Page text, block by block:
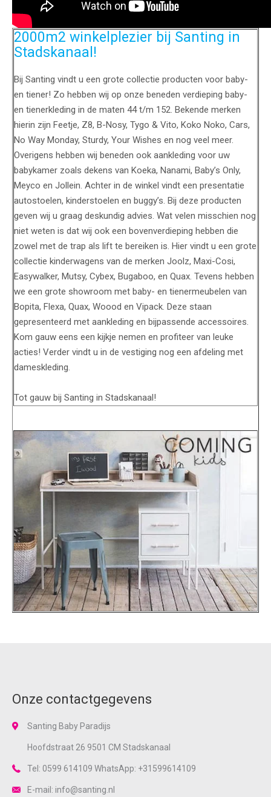
2000m2 winkelplezier bij Santing in
Stadskanaal!
Bij Santing vindt u een grote collectie producten voor baby-
en tiener! Zo hebben wij op onze beneden verdieping baby-
en tienerkleding in de maten 44 t/m 152. Bekende merken
hierin zijn Feetje, Z8, B-Nosy, Tygo & Vito, Koko Noko, Cars,
No Way Monday, Sturdy, Your Wishes en nog veel meer.
Overigens hebben wij beneden ook aankleding voor uw
babykamer zoals dekens van Koeka, Nanami, Baby’s Only,
Meyco en Jollein. Achter in de winkel vindt een presentatie
autostoelen, kinderstoelen en buggy’s. Bij deze producten
geven wij u graag deskundig advies. Wat velen misschien nog
niet weten is dat wij ook een bovenverdieping hebben die
zowel met de trap als lift te bereiken is. Hier vindt u een grote
collectie kinderwagens van de merken Joolz, Maxi-Cosi,
Easywalker, Mutsy, Cybex, Bugaboo, en Quax. Tevens hebben
we een grote showroom met baby- en tienermeubelen van
Bopita, Flexa, Quax, Woood en Vipack. Deze staan
gepresenteerd met aankleding en bijpassende accessoires.
Kom gauw eens een kijkje nemen en profiteer van leuke
acties! Verder vindt u in de vestiging nog een afdeling met
dameskleding.
Tot gauw bij Santing in Stadskanaal!
Onze contactgegevens
Santing Baby Paradijs
Hoofdstraat 26 9501 CM Stadskanaal
Tel: 0599 614109 WhatsApp: +31599614109
E-mail: info@santing.nl